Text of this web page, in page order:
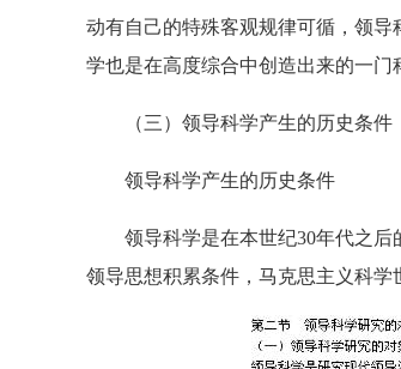
动有自己的特殊客观规律可循，领
学也是在高度综合中创造出来的一门
（三）领导科学产生的历史条件
领导科学产生的历史条件
领导科学是在本世纪30年代之后
领导思想积累条件，马克思主义科学